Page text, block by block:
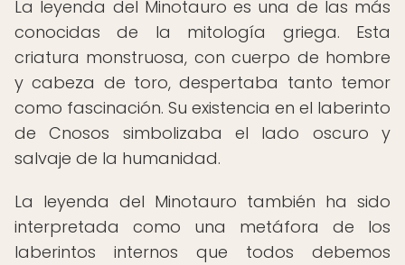
La leyenda del Minotauro es una de las más
conocidas de la mitología griega. Esta
criatura monstruosa, con cuerpo de hombre
y cabeza de toro, despertaba tanto temor
como fascinación. Su existencia en el laberinto
de Cnosos simbolizaba el lado oscuro y
salvaje de la humanidad.
La leyenda del Minotauro también ha sido
interpretada como una metáfora de los
laberintos internos que todos debemos